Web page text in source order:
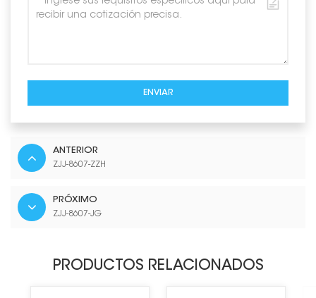
ENVIAR
ANTERIOR
ZJJ-8607-ZZH
PRÓXIMO
ZJJ-8607-JG
PRODUCTOS RELACIONADOS